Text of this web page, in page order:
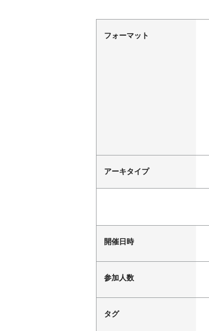
フォーマット
アーキタイプ
開催日時
参加人数
タグ